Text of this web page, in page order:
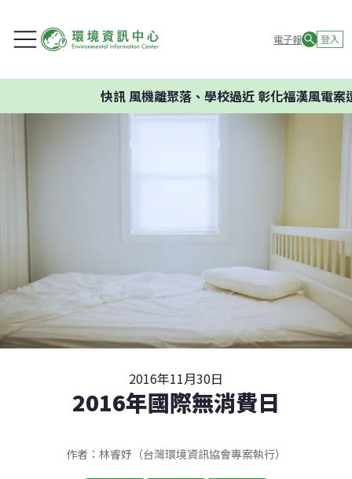
電子報 登入
快訊風機離聚落、學校過近 彰化福漢風電案遭
2016年11月30日
2016年國際無消費日
作者：林睿妤（台灣環境資訊協會專案執行）